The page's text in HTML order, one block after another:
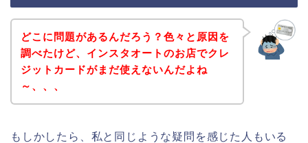
どこに問題があるんだろう？色々と原因を
調べたけど、インスタオートのお店でクレ
ジットカードがまだ使えないんだよね
～、、、
もしかしたら、私と同じような疑問を感じた人もいる